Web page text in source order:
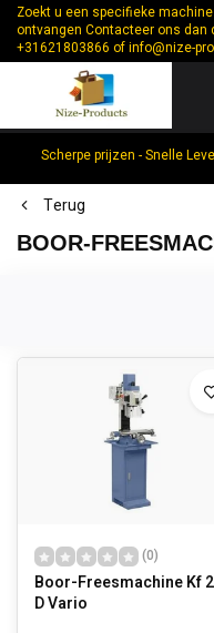
Zoekt u een specifieke
ontvangen Contacteer ons dan
+31621803866 ofinfo@nize-
Scherpe prijzen - Snelle
Terug
BOOR-
(0)
Boor-Freesmachine Kf
D Vario